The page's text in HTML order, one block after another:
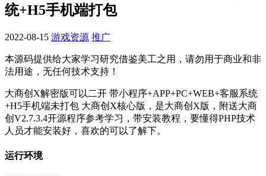
统+H5手机端打包
2022-08-15 游戏资源 推广
本源码提供给大家学习研究借鉴美工之用，请勿用于商业和非
法用途，无任何技术支持！
大商创X解密版可以二开 带小程序+APP+PC+WEB+客服系统
+H5手机端未打包 大商创X核心版，是大商创X版，附送大商
创V2.7.3.4开源程序参考学习，带安装教程，要懂得PHP技术
人员才能安装好，喜欢的可以了解下。
运行环境